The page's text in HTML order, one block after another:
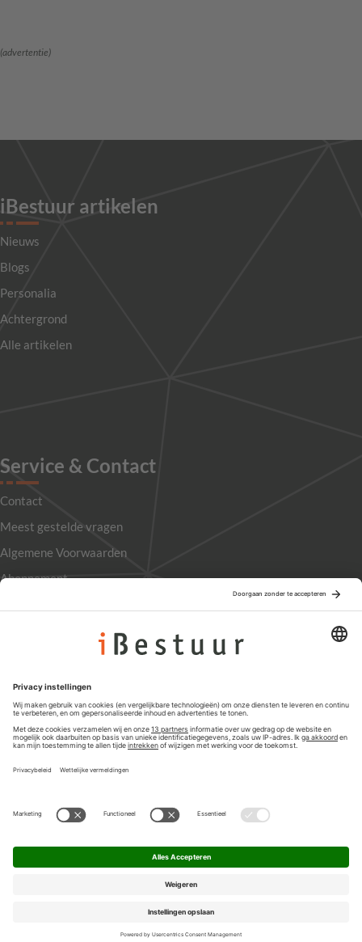
(advertentie)
iBestuur artikelen
Nieuws
Blogs
Personalia
Achtergrond
Alle artikelen
Service & Contact
Contact
Meest gestelde vragen
Algemene Voorwaarden
Abonnement
Privacyinstellingen